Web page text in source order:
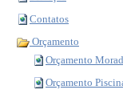
Contatos
Orçamento
Orçamento
Orçamento